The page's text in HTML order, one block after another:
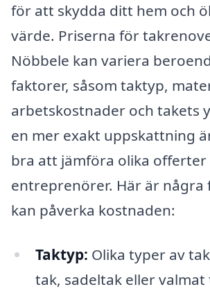
för att skydda ditt hem och
värde. Priserna för
Nöbbele kan variera
faktorer, såsom taktyp,
arbetskostnader och takets
en mer exakt uppskattning
bra att jämföra olika offerter
entreprenörer. Här är några
kan påverka kostnaden:
Taktyp: Olika typer av
tak, sadeltak eller valmat